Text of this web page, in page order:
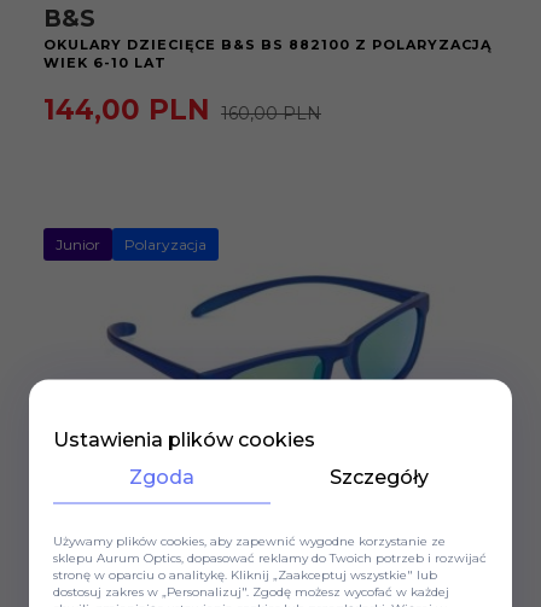
B&S
OKULARY DZIECIĘCE B&S BS 882100 Z POLARYZACJĄ
WIEK 6-10 LAT
144,00 PLN 160,00 PLN
Junior Polaryzacja
Okulary przeciwsłoneczne
B&S
OKULARY DZIECIĘCE B&S BS 881802 Z POLARYZACJĄ
WIEK 8-12 LAT
Ustawienia plików cookies
Zgoda
Szczegóły
Używamy plików cookies, aby zapewnić wygodne korzystanie ze
sklepu Aurum Optics, dopasować reklamy do Twoich potrzeb i rozwijać
stronę w oparciu o analitykę. Kliknij „Zaakceptuj wszystkie" lub
dostosuj zakres w „Personalizuj". Zgodę możesz wycofać w każdej